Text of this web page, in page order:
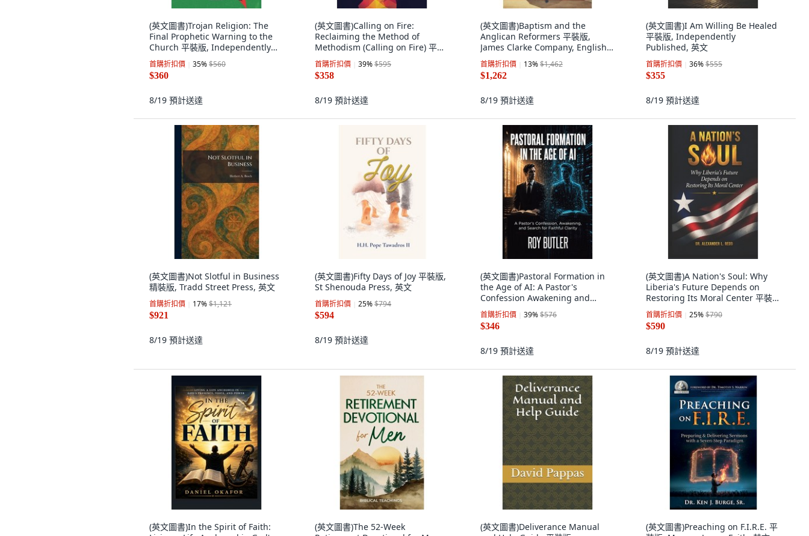
(英文圖書)Trojan Religion: The
Final Prophetic Warning to the
Church 平裝版, Independently
Published, 英文
首購折扣價 35%$560
$360
8/19 預計送達
(英文圖書)Calling on Fire:
Reclaiming the Method of
Methodism (Calling on Fire) 平裝
版, Abingdon Press, 英文
首購折扣價 39%$595
$358
8/19 預計送達
(英文圖書)Baptism and the
Anglican Reformers 平裝版,
James Clarke Company, English,
Paperback
首購折扣價 13%$1,462
$1,262
8/19 預計送達
(英文圖書)I Am Willing Be Healed
平裝版, Independently
Published, 英文
首購折扣價 36%$555
$355
8/19 預計送達
(英文圖書)Not Slotful in Business
精裝版, Tradd Street Press, 英文
首購折扣價 17%$1,121
$921
8/19 預計送達
(英文圖書)Fifty Days of Joy 平裝版,
St Shenouda Press, 英文
首購折扣價 25%$794
$594
8/19 預計送達
(英文圖書)Pastoral Formation in
the Age of AI: A Pastor's
Confession Awakening and
Searc... 平裝版, Christian Faith
Publishing, 英文, 平裝本
首購折扣價 39%$576
$346
8/19 預計送達
(英文圖書)A Nation's Soul: Why
Liberia's Future Depends on
Restoring Its Moral Center 平裝
版, Independently Published, 英
文
首購折扣價 25%$790
$590
8/19 預計送達
(英文圖書)In the Spirit of Faith:
(英文圖書)The 52-Week
(英文圖書)Deliverance Manual
(英文圖書)Preaching on F.I.R.E. 平